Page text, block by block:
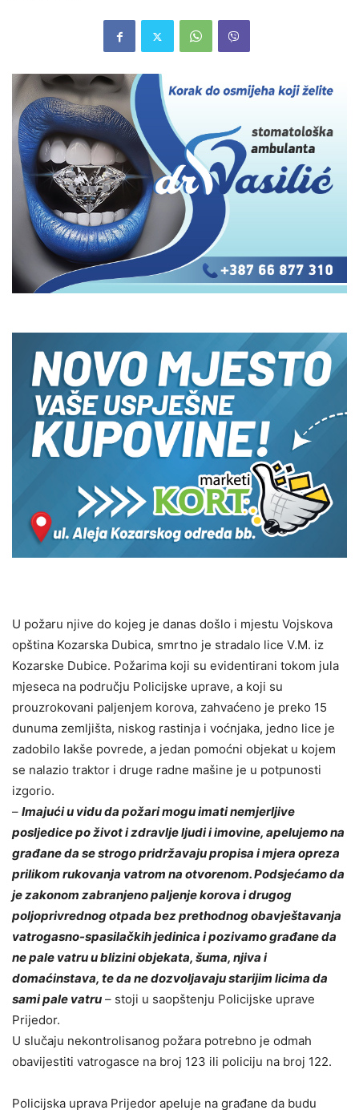
U požaru njive do kojeg je danas došlo i mjestu Vojskova
opština Kozarska Dubica, smrtno je stradalo lice V.M. iz
Kozarske Dubice. Požarima koji su evidentirani tokom jula
mjeseca na području Policijske uprave, a koji su
prouzrokovani paljenjem korova, zahvaćeno je preko 15
dunuma zemljišta, niskog rastinja i voćnjaka, jedno lice je
zadobilo lakše povrede, a jedan pomoćni objekat u kojem
se nalazio traktor i druge radne mašine je u potpunosti
izgorio.
– Imajući u vidu da požari mogu imati nemjerljive
posljedice po život i zdravlje ljudi i imovine, apelujemo na
građane da se strogo pridržavaju propisa i mjera opreza
prilikom rukovanja vatrom na otvorenom. Podsjećamo da
je zakonom zabranjeno paljenje korova i drugog
poljoprivrednog otpada bez prethodnog obavještavanja
vatrogasno-spasilačkih jedinica i pozivamo građane da
ne pale vatru u blizini objekata, šuma, njiva i
domaćinstava, te da ne dozvoljavaju starijim licima da
sami pale vatru – stoji u saopštenju Policijske uprave
Prijedor.
U slučaju nekontrolisanog požara potrebno je odmah
obavijestiti vatrogasce na broj 123 ili policiju na broj 122.
Policijska uprava Prijedor apeluje na građane da budu